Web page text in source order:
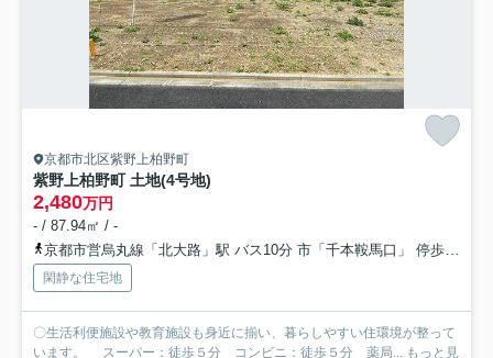
京都市北区紫野上柏野町
紫野上柏野町 土地(4号地)
2,480万円
- / 87.94㎡ / -
京都市営烏丸線「北大路」駅 バス10分 市「千本鞍馬口」 停歩3分
閑静な住宅地
〇生活利便施設や教育施設も身近に揃い、暮らしやすい住環境が整って
います。 スーパー：徒歩５分 コンビニ：徒歩５分 薬局... もっと見